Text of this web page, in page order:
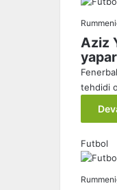
Aziz
tehdidi
Futbol